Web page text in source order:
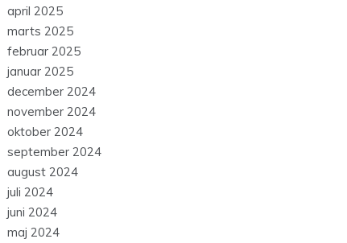
april 2025
marts 2025
februar 2025
januar 2025
december 2024
november 2024
oktober 2024
september 2024
august 2024
juli 2024
juni 2024
maj 2024